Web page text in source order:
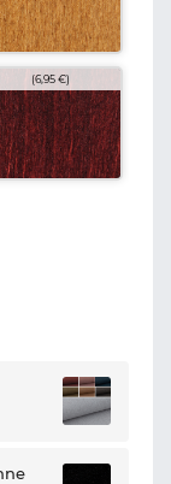
(6,95 €)